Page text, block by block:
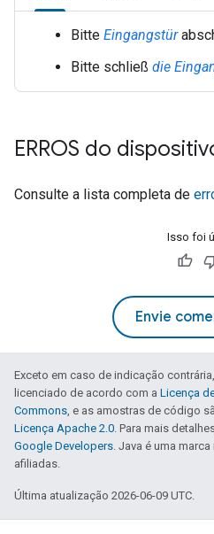
Bitte Eingangstür
Bitte schließ die
ERROS do
Consulte a lista completa de
Isso foi
Envie
Exceto em caso de indicação
licenciado de acordo com a Licença
Commons, e as amostras de código
Licença Apache 2.0. Para mais
Google Developers. Java é uma
afiliadas.
Última atualização 2026-06-09 UTC.